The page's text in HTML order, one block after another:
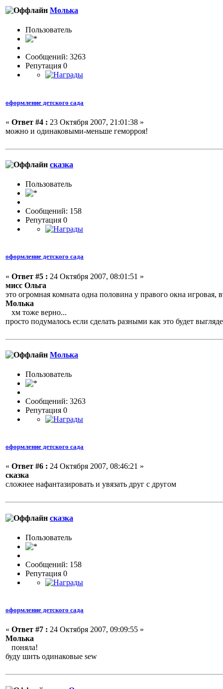
Молька
Пользовaтeль
Сообщений: 3263
Репутация 0
оформление детского сада
« Ответ #4 : 23 Октября 2007, 21:01:38 »
можно и одинаковыми-меньше геморроя!
сказка
Пользовaтeль
Сообщений: 158
Репутация 0
оформление детского сада
« Ответ #5 : 24 Октября 2007, 08:01:51 »
мисс Ольга
это огромная комната одна половина у правого окна
Молька
хм тоже верно...
просто подумалось если сделать разными как это будет
Молька
Пользовaтeль
Сообщений: 3263
Репутация 0
оформление детского сада
« Ответ #6 : 24 Октября 2007, 08:46:21 »
сказка
сложнее нафантазировать и увязать друг с другом
сказка
Пользовaтeль
Сообщений: 158
Репутация 0
оформление детского сада
« Ответ #7 : 24 Октября 2007, 09:09:55 »
Молька
поняла!
буду шить одинаковые sew